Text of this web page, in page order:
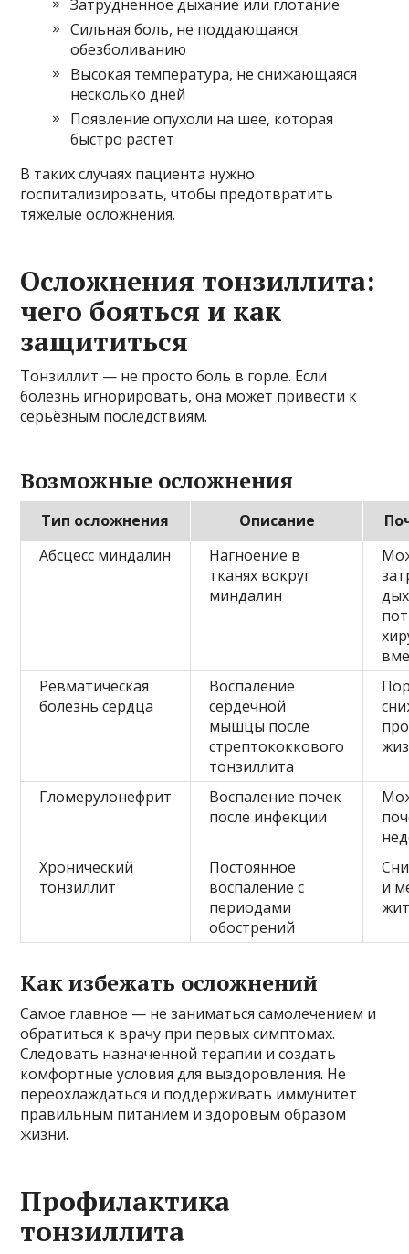
Затруднённое дыхание или глотание
Сильная боль, не поддающаяся
обезболиванию
Высокая температура, не снижающаяся
несколько дней
Появление опухоли на шее, которая
быстро растёт
В таких случаях пациента нужно
госпитализировать, чтобы предотвратить
тяжелые осложнения.
Осложнения тонзиллита:
чего бояться и как
защититься
Тонзиллит — не просто боль в горле. Если
болезнь игнорировать, она может привести к
серьёзным последствиям.
Возможные осложнения
Тип осложнения Описание
Абсцесс миндалин
Нагноение в
тканях вокруг
миндалин
Ревматическая
болезнь сердца
Воспаление
сердечной
мышцы после
стрептококкового
тонзиллита
Гломерулонефрит
Воспаление почек
после инфекции
Хронический
тонзиллит
Постоянное
воспаление с
периодами
обострений
и
Как избежать осложнений
Самое главное — не заниматься самолечением и
обратиться к врачу при первых симптомах.
Следовать назначенной терапии и создать
комфортные условия для выздоровления. Не
переохлаждаться и поддерживать иммунитет
правильным питанием и здоровым образом
жизни.
Профилактика
тонзиллита